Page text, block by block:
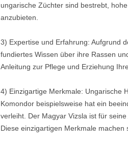
ungarische Züchter sind bestrebt,
anzubieten.
3) Expertise und Erfahrung: Aufgrund
fundiertes Wissen über ihre Rassen
Anleitung zur Pflege und Erziehung
4) Einzigartige Merkmale: Ungarische
Komondor beispielsweise hat ein
verleiht. Der Magyar Vizsla ist für
Diese einzigartigen Merkmale machen